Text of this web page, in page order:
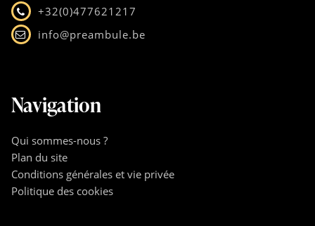
+32(0)477621217
info@preambule.be
Navigation
Qui sommes-nous ?
Plan du site
Conditions générales et vie privée
Politique des cookies